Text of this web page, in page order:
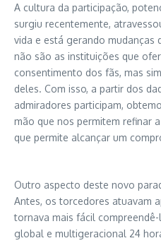
A cultura da participação,
surgiu recentemente,
vida e está gerando mudanças
não são as instituições que
consentimento dos fãs, mas
deles. Com isso, a partir dos
admiradores participam,
mão que nos permitem refinar
que permite alcançar um
Outro aspecto deste novo
Antes, os torcedores atuavam
tornava mais fácil
global e multigeracional 24